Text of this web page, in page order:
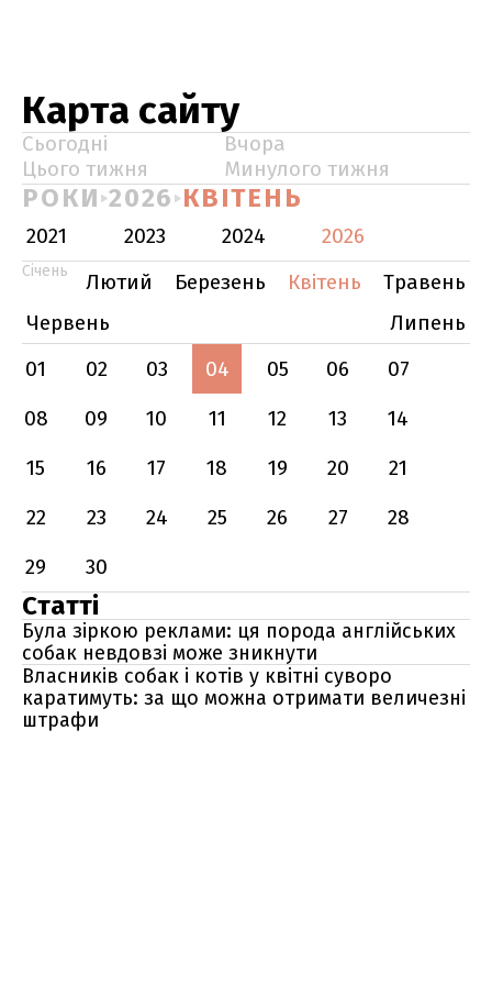
Карта сайту
Сьогодні
Вчора
Цього тижня
Минулого тижня
РОКИ 2026 КВІТЕНЬ
2021 2023 2024 2026
Січень Лютий Березень Квітень
Травень
Червень
Липень
01
02 03 04 05 06
07
08
09 10 11 12 13
14
15
16 17 18 19 20
21
22
23 24 25 26 27
28
29
30
Статті
Була зіркою реклами: ця порода англійських
собак невдовзі може зникнути
Власників собак і котів у квітні суворо
каратимуть: за що можна отримати величезні
штрафи